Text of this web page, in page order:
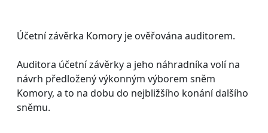
Účetní závěrka Komory je ověřována auditorem.
Auditora účetní závěrky a jeho náhradníka volí na
návrh předložený výkonným výborem sněm
Komory, a to na dobu do nejbližšího konání dalšího
sněmu.